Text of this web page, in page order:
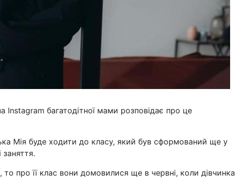
Instagram багатодітної мами розповідає про це
Мія буде ходити до класу, який був сформований ще у
заняття.
про її клас вони домовилися ще в червні, коли дівчинка